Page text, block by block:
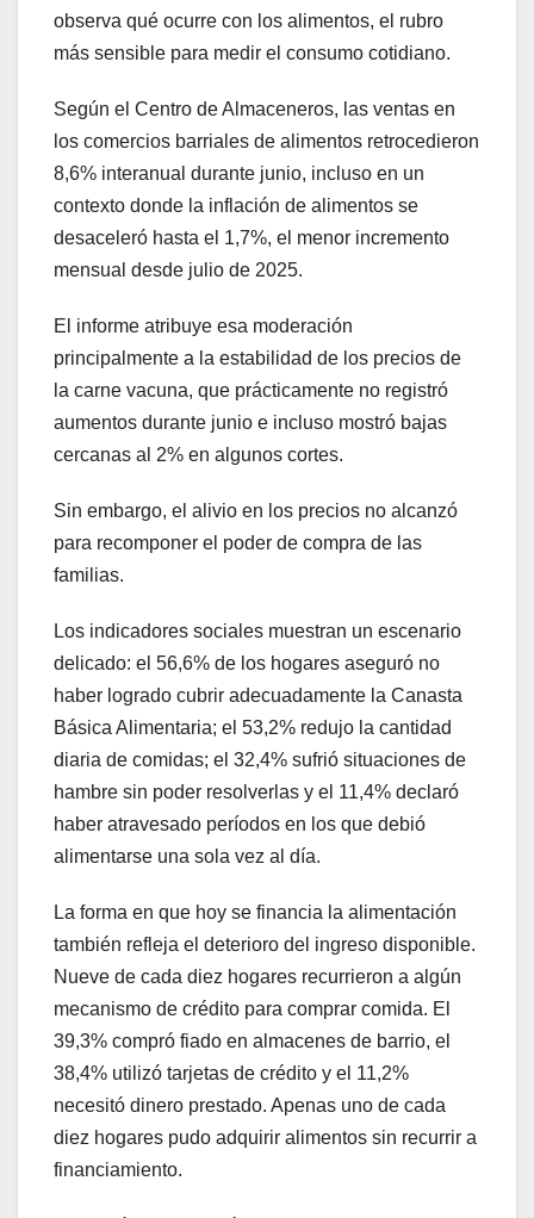
observa qué ocurre con los alimentos, el rubro
más sensible para medir el consumo cotidiano.
Según el Centro de Almaceneros, las ventas en
los comercios barriales de alimentos retrocedieron
8,6% interanual durante junio, incluso en un
contexto donde la inflación de alimentos se
desaceleró hasta el 1,7%, el menor incremento
mensual desde julio de 2025.
El informe atribuye esa moderación
principalmente a la estabilidad de los precios de
la carne vacuna, que prácticamente no registró
aumentos durante junio e incluso mostró bajas
cercanas al 2% en algunos cortes.
Sin embargo, el alivio en los precios no alcanzó
para recomponer el poder de compra de las
familias.
Los indicadores sociales muestran un escenario
delicado: el 56,6% de los hogares aseguró no
haber logrado cubrir adecuadamente la Canasta
Básica Alimentaria; el 53,2% redujo la cantidad
diaria de comidas; el 32,4% sufrió situaciones de
hambre sin poder resolverlas y el 11,4% declaró
haber atravesado períodos en los que debió
alimentarse una sola vez al día.
La forma en que hoy se financia la alimentación
también refleja el deterioro del ingreso disponible.
Nueve de cada diez hogares recurrieron a algún
mecanismo de crédito para comprar comida. El
39,3% compró fiado en almacenes de barrio, el
38,4% utilizó tarjetas de crédito y el 11,2%
necesitó dinero prestado. Apenas uno de cada
diez hogares pudo adquirir alimentos sin recurrir a
financiamiento.